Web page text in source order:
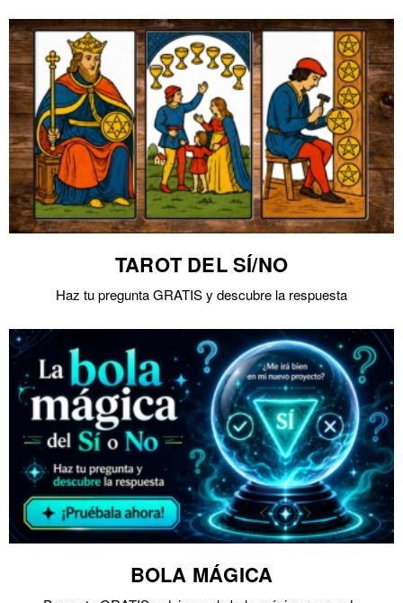
TAROT DEL SÍ/NO
Haz tu pregunta GRATIS y descubre la respuesta
BOLA MÁGICA